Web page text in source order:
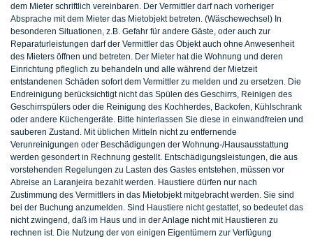
dem Mieter schriftlich vereinbaren. Der Vermittler darf nach vorheriger
Absprache mit dem Mieter das Mietobjekt betreten. (Wäschewechsel) In
besonderen Situationen, z.B. Gefahr für andere Gäste, oder auch zur
Reparaturleistungen darf der Vermittler das Objekt auch ohne Anwesenheit
des Mieters öffnen und betreten. Der Mieter hat die Wohnung und deren
Einrichtung pfleglich zu behandeln und alle während der Mietzeit
entstandenen Schäden sofort dem Vermittler zu melden und zu ersetzen. Die
Endreinigung berücksichtigt nicht das Spülen des Geschirrs, Reinigen des
Geschirrspülers oder die Reinigung des Kochherdes, Backofen, Kühlschrank
oder andere Küchengeräte. Bitte hinterlassen Sie diese in einwandfreien und
sauberen Zustand. Mit üblichen Mitteln nicht zu entfernende
Verunreinigungen oder Beschädigungen der Wohnung-/Hausausstattung
werden gesondert in Rechnung gestellt. Entschädigungsleistungen, die aus
vorstehenden Regelungen zu Lasten des Gastes entstehen, müssen vor
Abreise an Laranjeira bezahlt werden. Haustiere dürfen nur nach
Zustimmung des Vermittlers in das Mietobjekt mitgebracht werden. Sie sind
bei der Buchung anzumelden. Sind Haustiere nicht gestattet, so bedeutet das
nicht zwingend, daß im Haus und in der Anlage nicht mit Haustieren zu
rechnen ist. Die Nutzung der von einigen Eigentümern zur Verfügung